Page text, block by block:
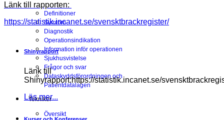
Översikt
Definitioner
Symtom
Diagnostik
Operationsindikation
Information inför operationen
Sjukhusvistelse
Frågor och svar
Dataskyddsförordningen och
Patientdatalagen
Tekniker
Översikt
Länk till rapporten:
https://statistik.incanet.se/svensktbrackregister/
Shinyrapport
Länk till
Shinyrapport:https://statistik.incanet.se/
Läs mer...